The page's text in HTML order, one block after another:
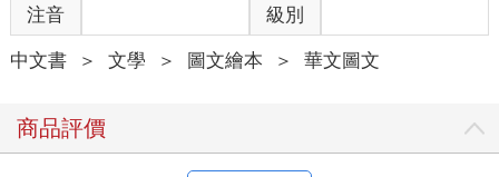
注音 級別
中文書 ＞ 文學 ＞ 圖文繪本 ＞ 華文圖文
商品評價